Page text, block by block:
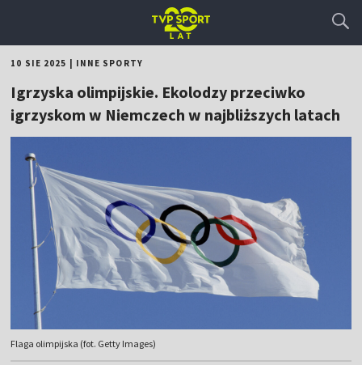
10 SIE 2025 INNE SPORTY
Igrzyska olimpijskie. Ekolodzy przeciwko
igrzyskom w Niemczech w najbliższych latach
Flaga olimpijska (fot. Getty Images)